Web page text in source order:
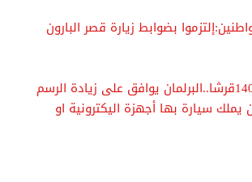
بضوابط زيارة قصر البارون
100جنيها بدلا من 140قرشا..البرلمان يوافق على زيادة الرسم
سيارة بها أجهزة اليكترونية او